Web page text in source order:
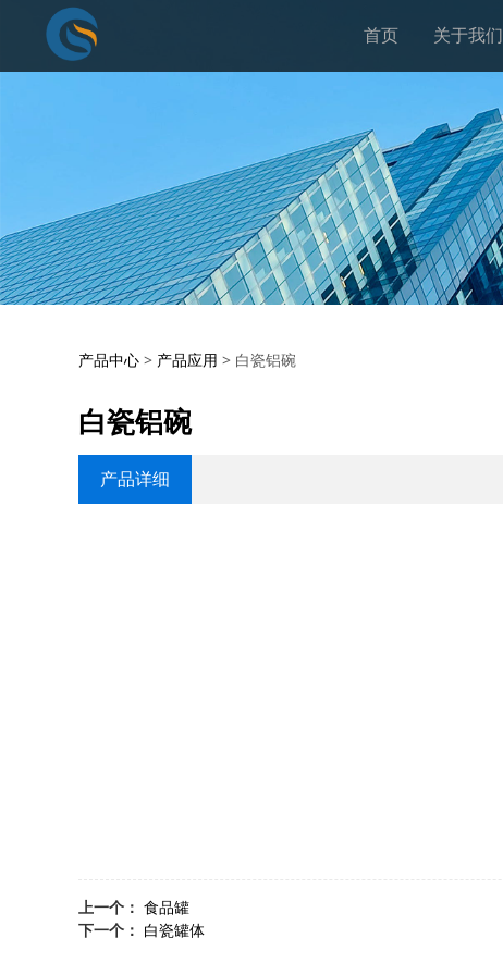
首页 关于我们
白瓷铝碗
产品中心 > 产品应用 > 白瓷铝碗
白瓷铝碗
产品详细
上一个： 食品罐
下一个： 白瓷罐体